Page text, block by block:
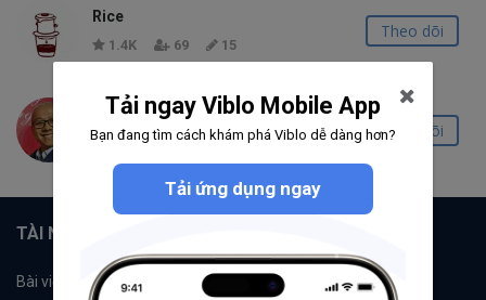
Rice
1.4K 69 15
Theo dõi
Son Do
632 41 14
Theo dõi
TÀI NGUYÊN
Bài viết Tổ chức
Tải ngay Viblo Mobile App
Bạn đang tìm cách khám phá Viblo dễ dàng hơn?
Tải ứng dụng ngay